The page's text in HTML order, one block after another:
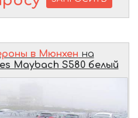
в Мюнхен на
Maybach S580 белый